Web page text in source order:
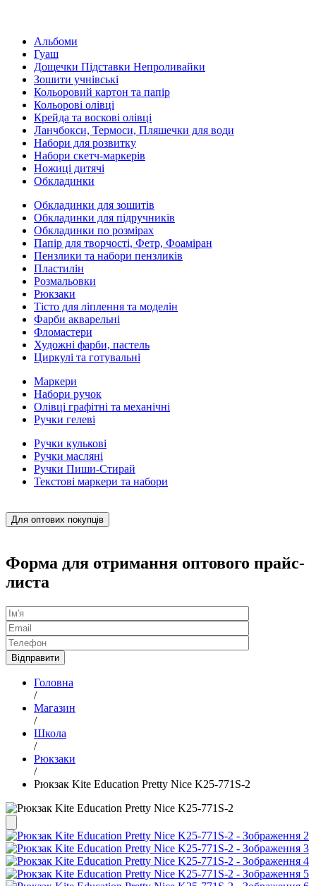
Альбоми
Гуаш
Дощечки Підставки Непроливайки
Зошити учнівські
Кольоровий картон та папір
Кольорові олівці
Крейда та воскові олівці
Ланчбокси, Термоси, Пляшечки для води
Набори для розвитку
Набори скетч-маркерів
Ножиці дитячі
Обкладинки
Обкладинки для зошитів
Обкладинки для підручників
Обкладинки по розмірах
Папір для творчості, Фетр, Фоаміран
Пензлики та набори пензликів
Пластилін
Розмальовки
Рюкзаки
Тісто для ліплення та моделін
Фарби акварельні
Фломастери
Художні фарби, пастель
Циркулі та готувальні
Маркери
Набори ручок
Олівці графітні та механічні
Ручки гелеві
Ручки кулькові
Ручки масляні
Ручки Пиши-Стирай
Текстові маркери та набори
Для оптових покупців
Форма для отримання оптового прайс-
листа
Головна
/
Магазин
/
Школа
/
Рюкзаки
/
Рюкзак Kite Education Pretty Nice K25-771S-2